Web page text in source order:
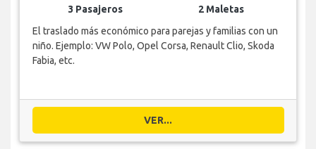
3 Pasajeros
2 Maletas
El traslado más económico para parejas y familias con un
niño. Ejemplo: VW Polo, Opel Corsa, Renault Clio, Skoda
Fabia, etc.
VER...